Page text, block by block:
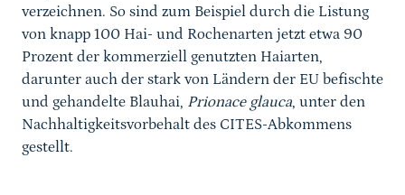
verzeichnen. So sind zum Beispiel durch die Listung
von knapp 100 Hai- und Rochenarten jetzt etwa 90
Prozent der kommerziell genutzten Haiarten,
darunter auch der stark von Ländern der EU befischte
und gehandelte Blauhai, Prionace glauca, unter den
Nachhaltigkeitsvorbehalt des CITES-Abkommens
gestellt.